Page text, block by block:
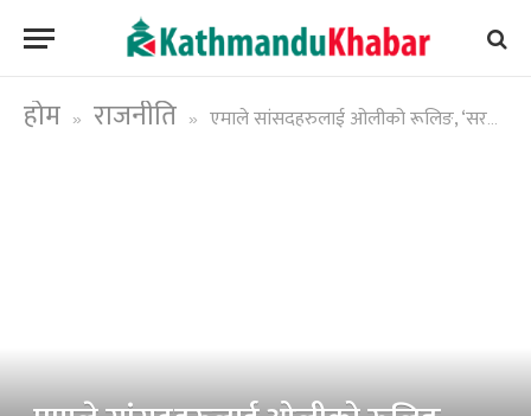
होम » राजनीति » एमाले सांसदहरुलाई ओलीको रूलिङ, ‘सरकारको आलोचनामा बोल्ने होइन’ !